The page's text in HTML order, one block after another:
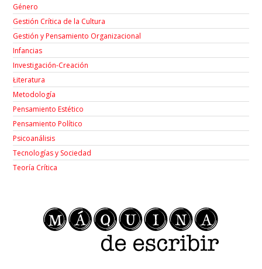
Género
Gestión Crítica de la Cultura
Gestión y Pensamiento Organizacional
Infancias
Investigación-Creación
Łiteratura
Metodología
Pensamiento Estético
Pensamiento Político
Psicoanálisis
Tecnologías y Sociedad
Teoría Crítica